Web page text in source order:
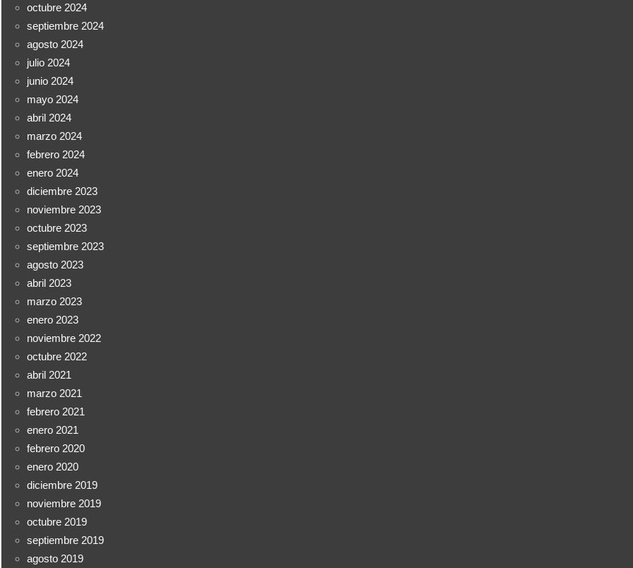
octubre 2024
septiembre 2024
agosto 2024
julio 2024
junio 2024
mayo 2024
abril 2024
marzo 2024
febrero 2024
enero 2024
diciembre 2023
noviembre 2023
octubre 2023
septiembre 2023
agosto 2023
abril 2023
marzo 2023
enero 2023
noviembre 2022
octubre 2022
abril 2021
marzo 2021
febrero 2021
enero 2021
febrero 2020
enero 2020
diciembre 2019
noviembre 2019
octubre 2019
septiembre 2019
agosto 2019